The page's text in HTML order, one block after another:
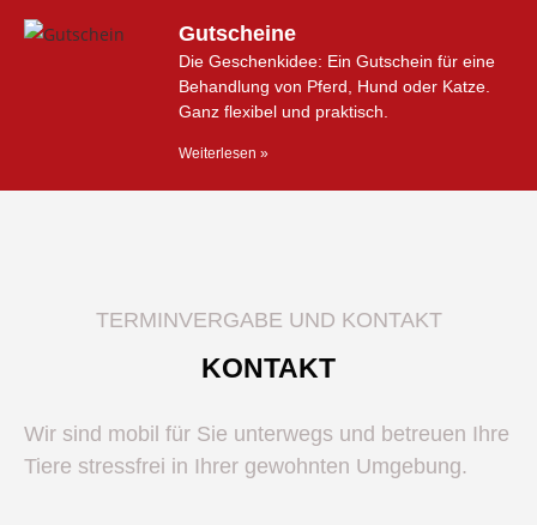
Gutscheine
Die Geschenkidee: Ein Gutschein für eine
Behandlung von Pferd, Hund oder Katze.
Ganz flexibel und praktisch.
Weiterlesen »
TERMINVERGABE UND KONTAKT
KONTAKT
Wir sind mobil für Sie unterwegs und betreuen Ihre
Tiere stressfrei in Ihrer gewohnten Umgebung.